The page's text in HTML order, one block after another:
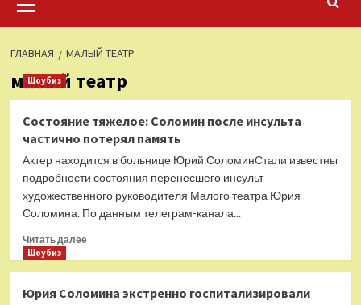
меню
ГЛАВНАЯ МАЛЫЙ ТЕАТР
малый театр
Шоубиз
Состояние тяжелое: Соломин после инсульта
частично потерял память
Актер находится в больнице Юрий СоломинСтали известны
подробности состояния перенесшего инсульт
художественного руководителя Малого театра Юрия
Соломина. По данным телеграм-канала...
Читать далееПрочитать
тяжелое:
Шоубиз
Юрия Соломина экстренно госпитализировали